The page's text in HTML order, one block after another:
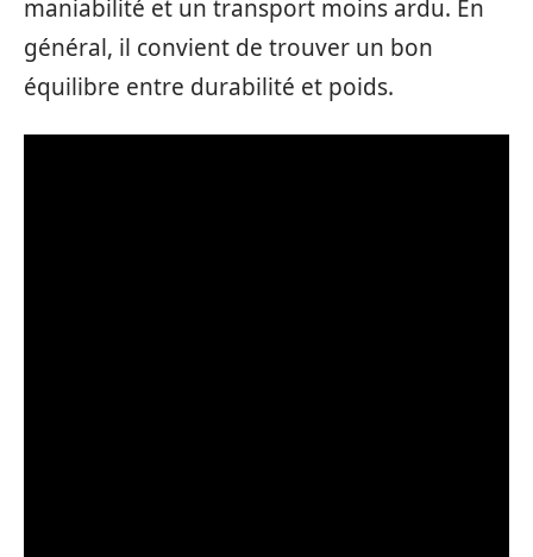
maniabilité et un transport moins ardu. En
général, il convient de trouver un bon
équilibre entre durabilité et poids.